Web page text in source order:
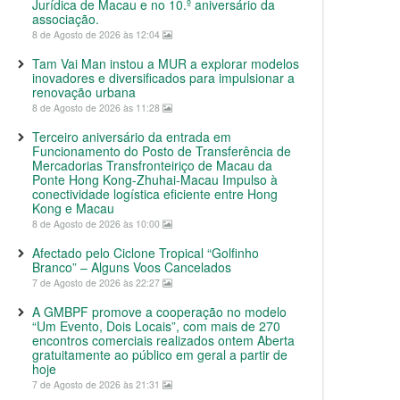
Jurídica de Macau e no 10.º aniversário da
associação.
8 de Agosto de 2026 às 12:04
Tam Vai Man instou a MUR a explorar modelos
inovadores e diversificados para impulsionar a
renovação urbana
8 de Agosto de 2026 às 11:28
Terceiro aniversário da entrada em
Funcionamento do Posto de Transferência de
Mercadorias Transfronteiriço de Macau da
Ponte Hong Kong-Zhuhai-Macau Impulso à
conectividade logística eficiente entre Hong
Kong e Macau
8 de Agosto de 2026 às 10:00
Afectado pelo Ciclone Tropical “Golfinho
Branco” – Alguns Voos Cancelados
7 de Agosto de 2026 às 22:27
A GMBPF promove a cooperação no modelo
“Um Evento, Dois Locais”, com mais de 270
encontros comerciais realizados ontem Aberta
gratuitamente ao público em geral a partir de
hoje
7 de Agosto de 2026 às 21:31